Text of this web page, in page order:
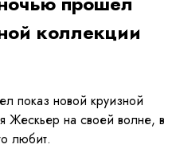
коллекции
показ новой круизной
Жескьер на своей волне, в
любит.